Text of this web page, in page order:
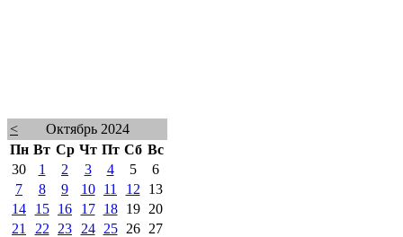
<
Октябрь 2024
Пн Вт Ср Чт Пт Сб Вс
30
1 2 3 4 5
6
7
8 9 10 11 12
13
14
15 16 17 18 19
20
21
22 23 24 25 26
27